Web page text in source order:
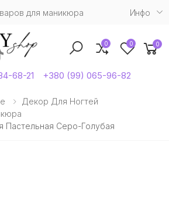
для маникюра Инфо
menu
68-21 +380 (99) 065-96-82
0 0 0
Декор Для Ногтей
Пастельная Серо-Голубая